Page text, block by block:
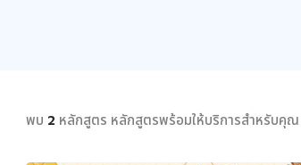
พบ 2 หลักสูตร หลักสูตรพร้อมให้บริการสำหรับคุณ